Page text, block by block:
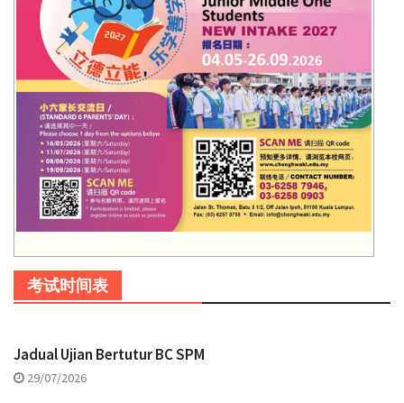
考试时间表
Jadual Ujian Bertutur BC SPM
29/07/2026